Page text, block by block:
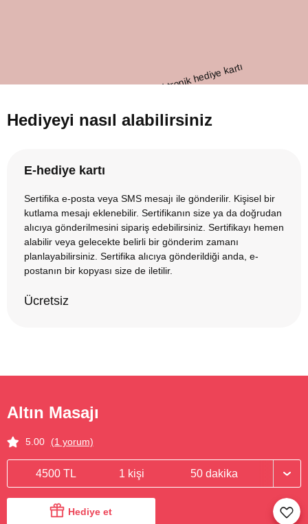
Hediyeyi nasıl alabilirsiniz
E-hediye kartı
Sertifika e-posta veya SMS mesajı ile gönderilir. Kişisel bir
kutlama mesajı eklenebilir. Sertifikanın size ya da doğrudan
alıcıya gönderilmesini sipariş edebilirsiniz. Sertifikayı hemen
alabilir veya gelecekte belirli bir gönderim zamanı
planlayabilirsiniz. Sertifika alıcıya gönderildiği anda, e-
postanın bir kopyası size de iletilir.
Ücretsiz
Altın Masajı
5.00 (1 yorum)
4500 TL 1 kişi 50 dakika
Hediye et